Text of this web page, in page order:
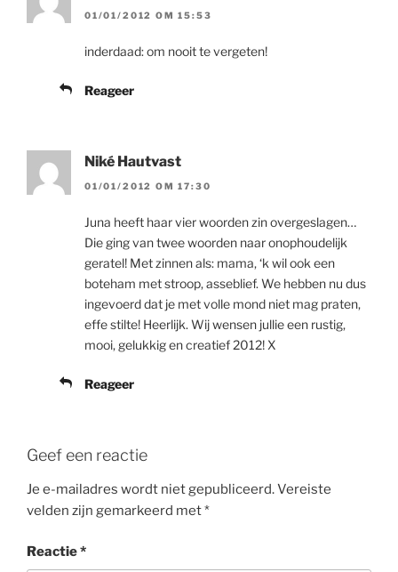
01/01/2012 OM 15:53
inderdaad: om nooit te vergeten!
Reageer
Niké Hautvast
01/01/2012 OM 17:30
Juna heeft haar vier woorden zin overgeslagen…
Die ging van twee woorden naar onophoudelijk
geratel! Met zinnen als: mama, ‘k wil ook een
boteham met stroop, asseblief. We hebben nu dus
ingevoerd dat je met volle mond niet mag praten,
effe stilte! Heerlijk. Wij wensen jullie een rustig,
mooi, gelukkig en creatief 2012! X
Reageer
Geef een reactie
Je e-mailadres wordt niet gepubliceerd.Vereiste
velden zijn gemarkeerd met*
Reactie*